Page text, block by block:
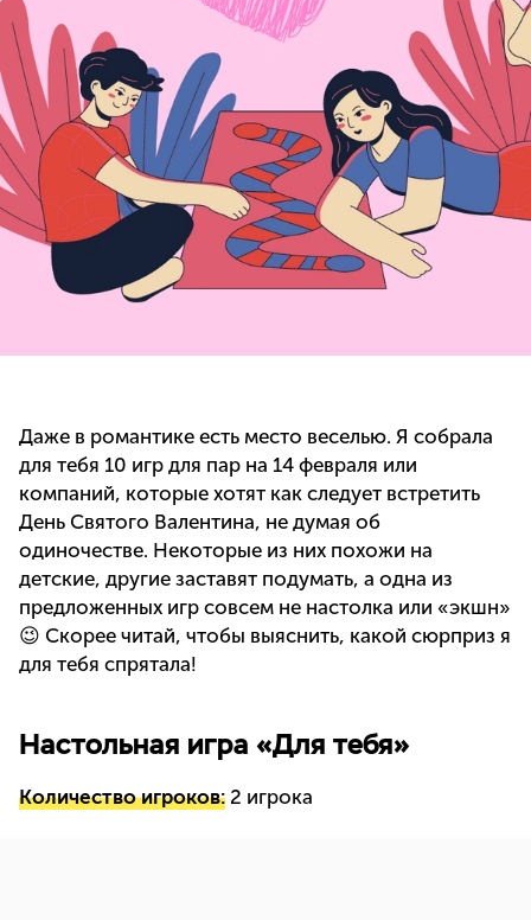
Даже в романтике есть место веселью. Я собрала
для тебя 10 игр для пар на 14 февраля или
компаний, которые хотят как следует встретить
День Святого Валентина, не думая об
одиночестве. Некоторые из них похожи на
детские, другие заставят подумать, а одна из
предложенных игр совсем не настолка или «экшн»
😉 Скорее читай, чтобы выяснить, какой сюрприз я
для тебя спрятала!
Настольная игра «Для тебя»
Количество игроков: 2 игрока